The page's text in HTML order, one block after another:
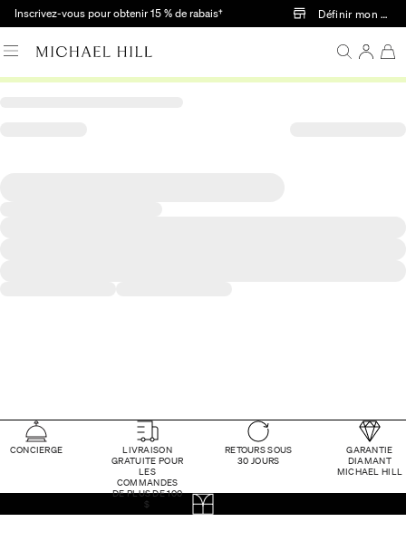
Passer au contenu principal
Inscrivez-vous pour obtenir 15 % de rabais† Définir mon
CONCIERGE
LIVRAISON
GRATUITE POUR
LES
COMMANDES
DE PLUS DE 100
$
RETOURS SOUS
30 JOURS
GARANTIE
DIAMANT
MICHAEL HILL